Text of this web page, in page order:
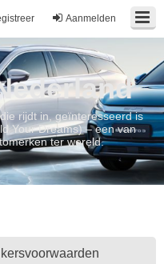
Aanmelden
rijdt in, geïnteresseerd is
Your Dreams) – een van
ter wereld.